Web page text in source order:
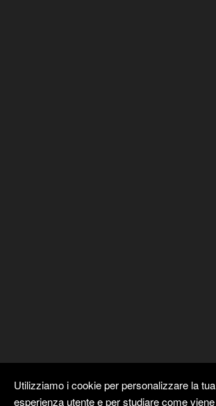
Utilizziamo i cookie per personalizzare la tua
esperienza utente e per studiare come viene